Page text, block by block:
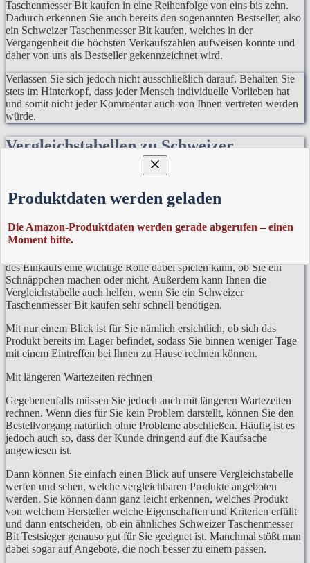
Produktdaten werden geladen
Die Amazon-Produktdaten werden gerade abgerufen – einen
Moment bitte.
Taschenmesser Bit kaufen in eine Reihenfolge von eins bis zehn.
Dadurch erkennen Sie auch bereits den sogenannten Bestseller, also
ein Schweizer Taschenmesser Bit kaufen, welches in der
Vergangenheit die höchsten Verkaufszahlen aufweisen konnte und
daher von uns als Bestseller gekennzeichnet wird.
Verlassen Sie sich jedoch nicht ausschließlich darauf. Behalten Sie
stets im Hinterkopf, dass jeder Mensch individuelle Vorlieben hat
und somit nicht jeder Kommentar auch von Ihnen vertreten werden
würde.
Vergleichstabellen zu Schweizer
Außerdem können Sie innerhalb der Vergleichstabelle auch den
Preis erkennen. Dies ist vor allem relevant bei den immer
Es stellt in der Regel denn normalen Alltag dar, dass sich Preise
des Einkaufs eine wichtige Rolle dabei spielen kann, ob Sie ein
Schnäppchen machen oder nicht. Außerdem kann Ihnen die
Vergleichstabelle auch helfen, wenn Sie ein Schweizer
Taschenmesser Bit kaufen sehr schnell benötigen.
Mit nur einem Blick ist für Sie nämlich ersichtlich, ob sich das
Produkt bereits im Lager befindet, sodass Sie binnen weniger Tage
mit einem Eintreffen bei Ihnen zu Hause rechnen können.
Mit längeren Wartezeiten rechnen
Gegebenenfalls müssen Sie jedoch auch mit längeren Wartezeiten
rechnen. Wenn dies für Sie kein Problem darstellt, können Sie den
Bestellvorgang natürlich ohne Probleme abschließen. Häufig ist es
jedoch auch so, dass der Kunde dringend auf die Kaufsache
angewiesen ist.
Dann können Sie einfach einen Blick auf unsere Vergleichstabelle
werfen und sehen, welche vergleichbaren Produkte angeboten
werden. Sie können dann ganz leicht erkennen, welches Produkt
von welchem Hersteller welche Eigenschaften und Kriterien erfüllt
und dann entscheiden, ob ein ähnliches Schweizer Taschenmesser
Bit Testsieger genauso gut für Sie geeignet ist. Manchmal stößt man
dabei sogar auf Angebote, die noch besser zu einem passen.